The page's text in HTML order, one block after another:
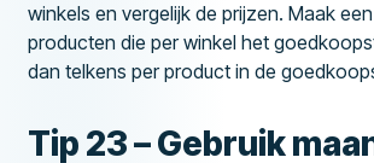
winkels en vergelijk de prijzen. Maak
producten die per winkel het
dan telkens per product in de
Tip 23 – Gebruik